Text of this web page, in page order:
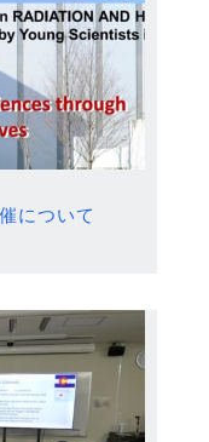
について